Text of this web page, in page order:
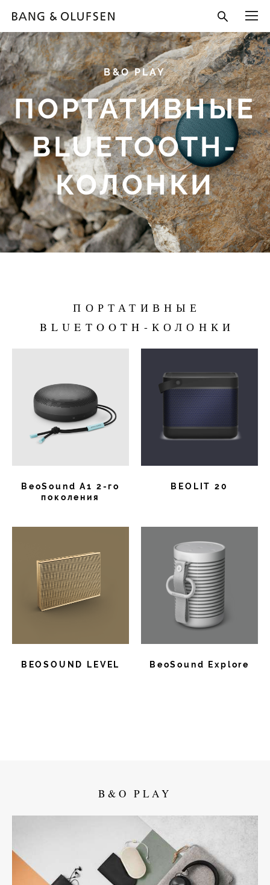
B&O PLAY
ПОРТАТИВНЫЕ
BLUETOOTH-
КОЛОНКИ
ПОРТАТИВНЫЕ
BLUETOOTH-КОЛОНКИ
BeoSound A1 2-го
поколения
BEOLIT 20
BEOSOUND LEVEL BeoSound Explore
B&O PLAY